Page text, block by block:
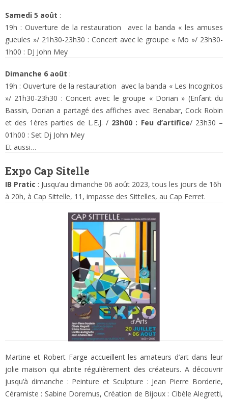
Samedi 5 août :
19h : Ouverture de la restauration avec la banda « les amuses
gueules »/ 21h30-23h30 : Concert avec le groupe « Mo »/ 23h30-
1h00 : DJ John Mey
Dimanche 6 août :
19h : Ouverture de la restauration avec la banda « Les Incognitos
»/ 21h30-23h30 : Concert avec le groupe « Dorian » (Enfant du
Bassin, Dorian a partagé des affiches avec Benabar, Cock Robin
et des 1ères parties de L.E.J. / 23h00 : Feu d’artifice/ 23h30 –
01h00 : Set Dj John Mey
Et aussi…
Expo Cap Sitelle
IB Pratic : Jusqu’au dimanche 06 août 2023, tous les jours de 16h
à 20h, à Cap Sittelle, 11, impasse des Sittelles, au Cap Ferret.
Martine et Robert Farge accueillent les amateurs d’art dans leur
jolie maison qui abrite régulièrement des créateurs. A découvrir
jusqu’à dimanche : Peinture et Sculpture : Jean Pierre Borderie,
Céramiste : Sabine Doremus, Création de Bijoux : Cibèle Alegretti,